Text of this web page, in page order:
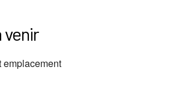
venir
emplacement